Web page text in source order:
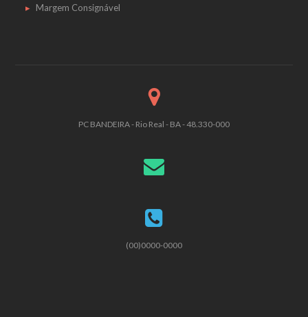
Margem Consignável
PC BANDEIRA - Rio Real - BA - 48.330-000
(00)0000-0000